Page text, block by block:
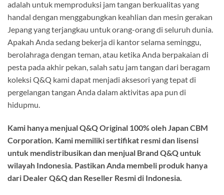
adalah untuk memproduksi jam tangan berkualitas yang
handal dengan menggabungkan keahlian dan mesin gerakan
Jepang yang terjangkau untuk orang-orang di seluruh dunia.
Apakah Anda sedang bekerja di kantor selama seminggu,
berolahraga dengan teman, atau ketika Anda berpakaian di
pesta pada akhir pekan, salah satu jam tangan dari beragam
koleksi Q&Q kami dapat menjadi aksesori yang tepat di
pergelangan tangan Anda dalam aktivitas apa pun di
hidupmu.
Kami hanya menjual Q&Q Original 100% oleh Japan CBM
Corporation. Kami memiliki sertifikat resmi dan lisensi
untuk mendistribusikan dan menjual Brand Q&Q untuk
wilayah Indonesia. Pastikan Anda membeli produk hanya
dari Dealer Q&Q dan Reseller Resmi di Indonesia.